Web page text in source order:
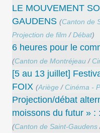
LE MOUVEMENT
GAUDENS (Canton de
Projection de film /Débat)
6 heures pour le
(Canton de Montréjeau /
[5 au 13 juillet]
FOIX (Ariège / Cinéma -
Projection/débat
moissons du futur » :
(Canton de Saint-Gaudens